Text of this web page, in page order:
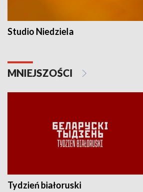
Studio Niedziela
MNIEJSZOŚCI
Tydzień białoruski